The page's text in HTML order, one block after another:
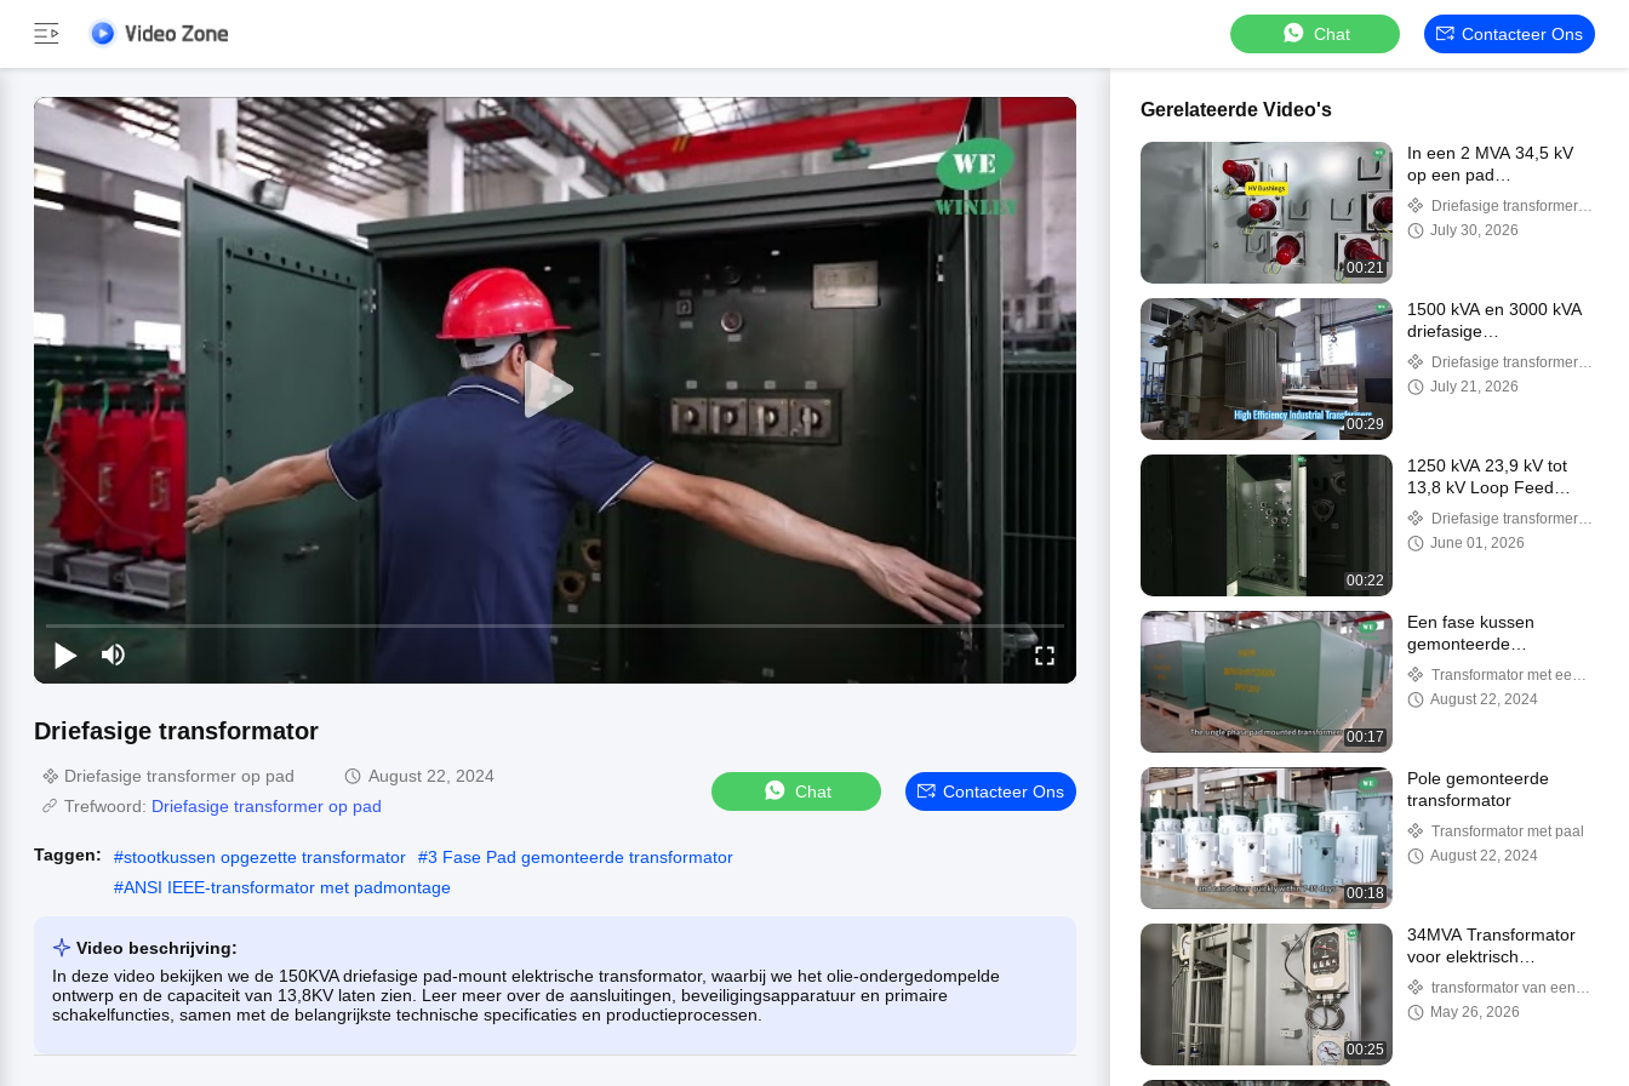
Chat Contacteer Ons
Driefasige transformator
Driefasige transformer op pad
August 22, 2024
Trefwoord: Driefasige transformer op pad
Chat Contacteer Ons
Taggen: #stootkussen opgezette transformator #3 Fase Pad gemonteerde transformator
#ANSI IEEE-transformator met padmontage
Video beschrijving:
In deze video bekijken we de 150KVA driefasige pad-mount elektrische transformator, waarbij we het olie-ondergedompelde
ontwerp en de capaciteit van 13,8KV laten zien. Leer meer over de aansluitingen, beveiligingsapparatuur en primaire
schakelfuncties, samen met de belangrijkste technische specificaties en productieprocessen.
Gerelateerde Video's
00:21
In een 2 MVA 34,5 kV
op een pad
gemonteerde
transformator | Loop-
Feed-ontwerp
Driefasige transformer
op padJuly 30, 2026
00:29
1500 kVA en 3000 kVA
driefasige
isolatietransformatoren
op pad
Driefasige transformer
op padJuly 21, 2026
00:22
1250 kVA 23,9 kV tot
13,8 kV Loop Feed
Dead Front Pad
Mounted Transformer
ANSI IEEE-normen
Driefasige transformer
op padJune 01, 2026
00:17
Een fase kussen
gemonteerde
transformator
Transformator met een
enkelfasegeld
August 22, 2024
00:18
Pole gemonteerde
transformator
Transformator met paal
August 22, 2024
00:25
34MVA Transformator
voor elektrisch
onderstation 11KV
Isolatietransformator
304 SS NEMA 4X Tank
transformator van een
onderstation
May 26, 2026